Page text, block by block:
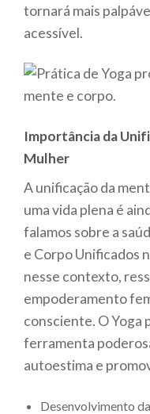
tornará mais
acessível.
Importância da
Mulher
A unificação da
uma vida plena é
falamos sobre a
e Corpo Unificados
nesse contexto,
empoderamento
consciente. O Yoga
ferramenta
autoestima e
Desenvolvimento